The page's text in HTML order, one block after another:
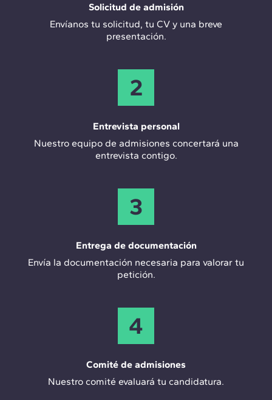
relacionados con la construcción sostenible,
proyectos de rehabilitación y construcción offsite.
Solicitud de admisión
Envíanos tu solicitud, tu CV y una breve
presentación.
2
Entrevista personal
Nuestro equipo de admisiones concertará una
entrevista contigo.
3
Entrega de documentación
Envía la documentación necesaria para valorar tu
petición.
4
Comité de admisiones
Nuestro comité evaluará tu candidatura.